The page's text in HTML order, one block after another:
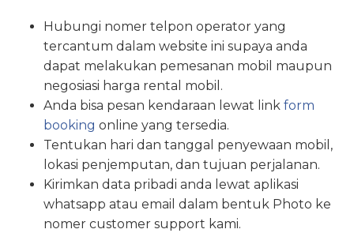
Hubungi nomer telpon operator yang
tercantum dalam website ini supaya anda
dapat melakukan pemesanan mobil maupun
negosiasi harga rental mobil.
Anda bisa pesan kendaraan lewat link form
booking online yang tersedia.
Tentukan hari dan tanggal penyewaan mobil,
lokasi penjemputan, dan tujuan perjalanan.
Kirimkan data pribadi anda lewat aplikasi
whatsapp atau email dalam bentuk Photo ke
nomer customer support kami.